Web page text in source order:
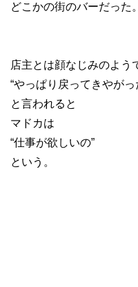
どこかの街のバーだった。
店主とは顔なじみのよう
“やっぱり戻ってきやがっ
と言われると
マドカは
“仕事が欲しいの”
という。